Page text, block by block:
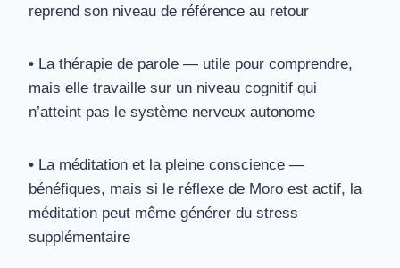
reprend son niveau de référence au retour
• La thérapie de parole — utile pour comprendre,
mais elle travaille sur un niveau cognitif qui
n’atteint pas le système nerveux autonome
• La méditation et la pleine conscience —
bénéfiques, mais si le réflexe de Moro est actif, la
méditation peut même générer du stress
supplémentaire